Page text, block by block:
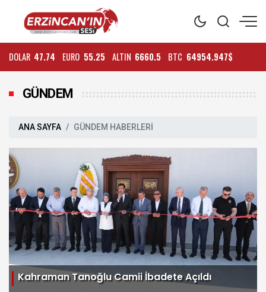
DOLAR 47.74 EURO 55.25 ALTIN 6660.5 BTC 64954.947$
GÜNDEM
ANA SAYFA GÜNDEM HABERLERİ
Kahraman Tanoğlu Camii İbadete Açıldı